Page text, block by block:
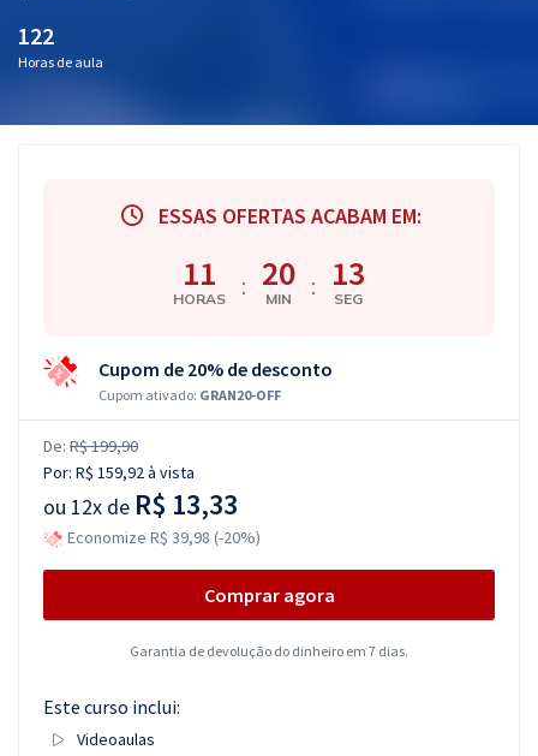
Aprovados
122
Horas de aula
ESSAS OFERTAS ACABAM EM:
11
HORAS : 20
MIN : 13
SEG
Cupom de 20% de desconto
Cupom ativado: GRAN20-OFF
De: R$ 199,90
Por: R$ 159,92à vista
ou 12x de R$ 13,33
Economize R$ 39,98 (-20%)
Comprar agora
Garantia de devolução do dinheiro em 7 dias.
Este curso inclui:
Videoaulas